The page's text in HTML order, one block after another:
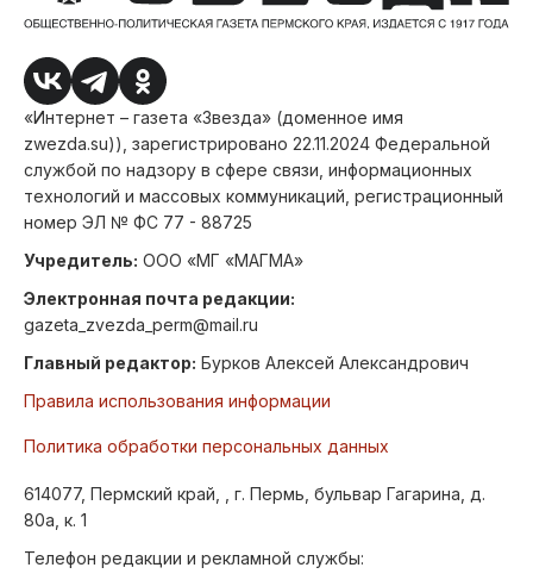
«Интернет – газета «Звезда» (доменное имя
zwezda.su)), зарегистрировано 22.11.2024 Федеральной
службой по надзору в сфере связи, информационных
технологий и массовых коммуникаций, регистрационный
номер ЭЛ № ФС 77 - 88725
Учредитель: ООО «МГ «МАГМА»
Электронная почта редакции:
gazeta_zvezda_perm@mail.ru
Главный редактор: Бурков Алексей Александрович
Правила использования информации
Политика обработки персональных данных
614077, Пермский край, , г. Пермь, бульвар Гагарина, д.
80а, к. 1
Телефон редакции и рекламной службы: